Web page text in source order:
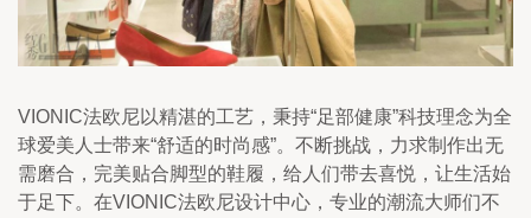
VIONIC法欧尼以精湛的工艺，秉持“足部健康”科技理念为全
球爱美人士带来“舒适的时尚感”。不断挑战，力求制作出无
需磨合，完美贴合脚型的鞋履，给人们带去喜悦，让生活始
于足下。在VIONIC法欧尼设计中心，专业的潮流大师们不